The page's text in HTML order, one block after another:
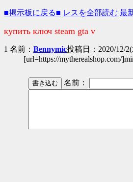
■掲示板に戻る■ レスを全部読む 最
купить ключ steam gta v
1 名前： Bennymic投稿日：2020/12/2(
[url=https://mytherealshop.com/
名前：